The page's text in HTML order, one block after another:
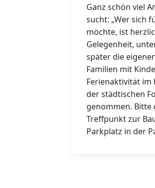
Ganz schön viel
sucht: „Wer sich
möchte, ist
Gelegenheit,
später die
Familien mit
Ferienaktivität im
der städtischen
genommen. Bitte
Treffpunkt zur
Parkplatz in der